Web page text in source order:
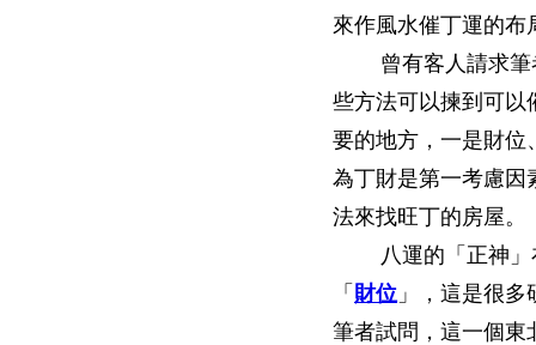
來作風水催丁運的布
曾有客人請求筆
些方法可以揀到可以
要的地方，一是財位
為丁財是第一考慮因
法來找旺丁的房屋。
八運的「正神」
「 財位 」，這是很多
筆者試問，這一個東